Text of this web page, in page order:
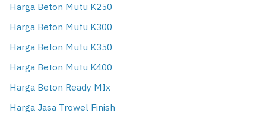
Harga Beton Mutu K250
Harga Beton Mutu K300
Harga Beton Mutu K350
Harga Beton Mutu K400
Harga Beton Ready MIx
Harga Jasa Trowel Finish